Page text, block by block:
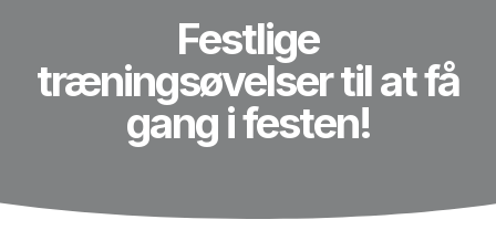
Festlige
træningsøvelser til at få
gang i festen!